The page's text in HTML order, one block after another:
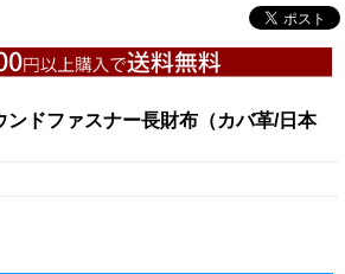
ンドファスナー長財布（カバ革/日本